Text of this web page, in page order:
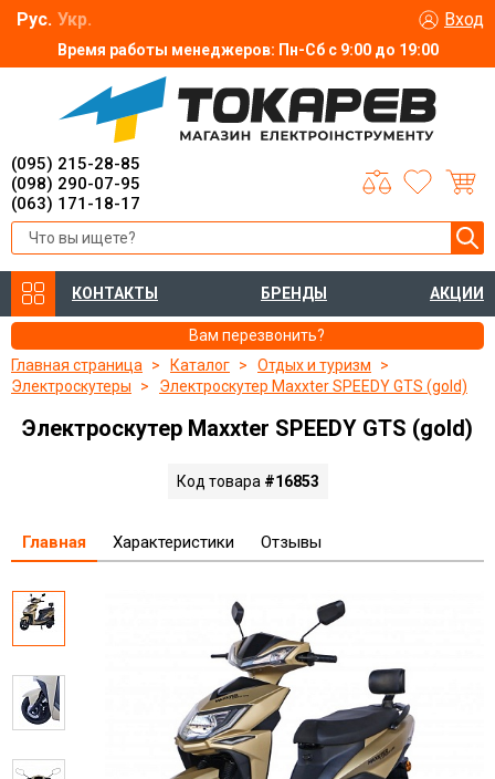
Время работы менеджеров: Пн-Сб с 9:00 до 19:00
Рус. Укр. Вход
(095) 215-28-85
(098) 290-07-95
(063) 171-18-17
КОНТАКТЫ БРЕНДЫ АКЦИИ
Вам перезвонить?
Главная страница
Каталог
Отдых и туризм
Электроскутеры
Электроскутер Maxxter SPEEDY GTS (gold)
Электроскутер Maxxter SPEEDY GTS (gold)
Код товара #16853
Главная Характеристики Отзывы